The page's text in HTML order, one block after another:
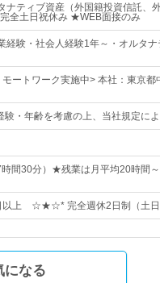
ナティブ資産（外国籍投資信託、
全土日祝休み ★WEB面接のみ
経験・社会人経験1年～・オルタ
ートワーク実施中> 本社：東京
・年齢を考慮の上、当社規定によ
間30分）★残業は月平均20時間
☆★☆* 完全週休2日制（土日
になる